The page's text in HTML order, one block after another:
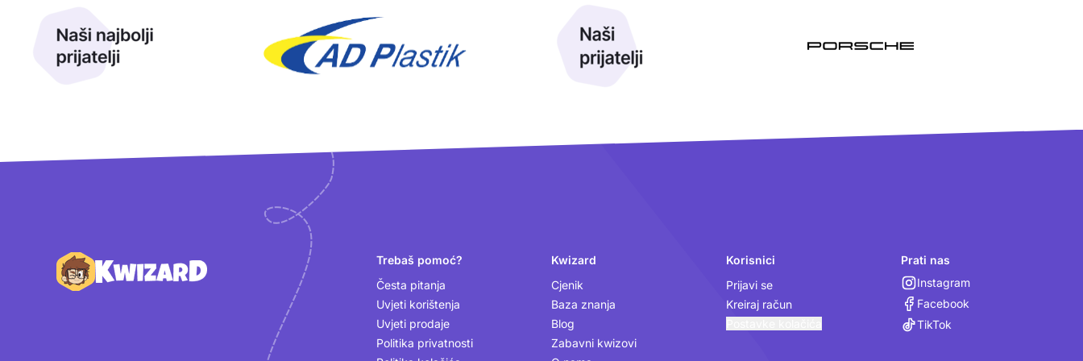
Podnožje
Trebaš pomoć?
Česta pitanja
Uvjeti korištenja
Uvjeti prodaje
Politika privatnosti
Kwizard
Cjenik
Baza znanja
Blog
Zabavni kwizovi
Korisnici
Prijavi se
Kreiraj račun
Prati nas
Instagram
Facebook
TikTok